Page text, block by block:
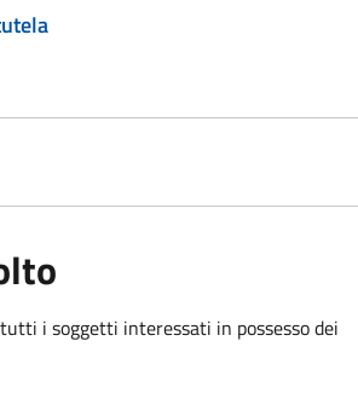
i soggetti interessati in possesso dei